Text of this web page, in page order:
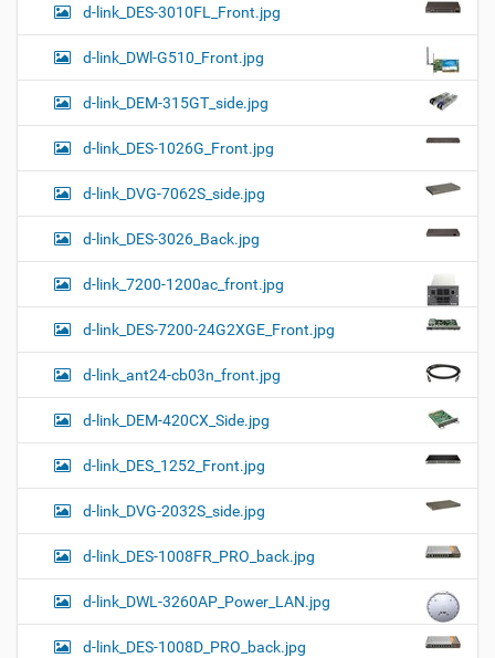
d-link_DES-3010FL_Front.jpg
d-link_DWl-G510_Front.jpg
d-link_DEM-315GT_side.jpg
d-link_DES-1026G_Front.jpg
d-link_DVG-7062S_side.jpg
d-link_DES-3026_Back.jpg
d-link_7200-1200ac_front.jpg
d-link_DES-7200-24G2XGE_Front.jpg
d-link_ant24-cb03n_front.jpg
d-link_DEM-420CX_Side.jpg
d-link_DES_1252_Front.jpg
d-link_DVG-2032S_side.jpg
d-link_DES-1008FR_PRO_back.jpg
d-link_DWL-3260AP_Power_LAN.jpg
d-link_DES-1008D_PRO_back.jpg